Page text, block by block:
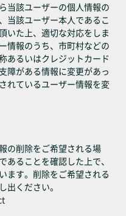
当該ユーザーの個人情報の
当該ユーザー本人であるこ
いた上、適切な対応をしま
情報のうち、市町村などの
あるいはクレジットカード
障がある情報に変更があっ
れているユーザー情報を変
の削除をご希望される場
ることを確認した上で、
ます。削除をご希望される
出ください。